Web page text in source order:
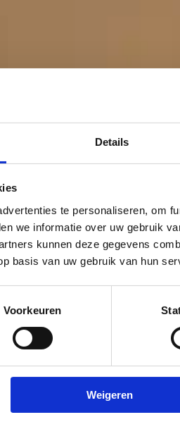
Details
te personaliseren, om
we informatie over uw gebruik
kunnen deze gegevens
basis van uw gebruik van hun
Voorkeuren
Weigeren